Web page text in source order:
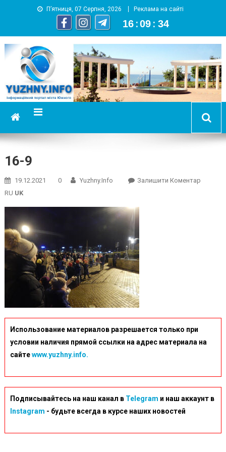
П’ятниця, 07 Серпня, 2026 Реклама на сайті
16 :09 : 34
YUZHNY.INFO
информационный портал города Южный
16-9
19.12.2021 0 Yuzhny.info Залишити КоментарOn
RU UK
Использование материалов разрешается только при
условии наличия прямой ссылки на адрес материала на
сайтеwww.yuzhny.info.
Подписывайтесь на наш канал в Telegram и наш аккаунт в
Instagram - будьте всегда в курсе наших новостей